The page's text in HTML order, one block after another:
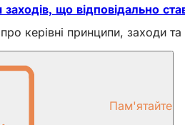
що відповідально
керівні принципи, заходи
Пам'ятайте